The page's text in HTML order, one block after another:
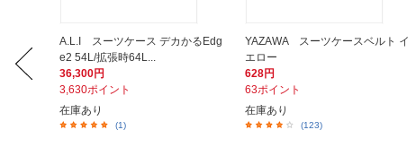
A.L.I スーツケース デカかるEdg
e2 54L/拡張時64L...
36,300円
3,630ポイント
在庫あり
(1)
YAZAWA スーツケースベルト イ
エロー
628円
63ポイント
在庫あり
(123)